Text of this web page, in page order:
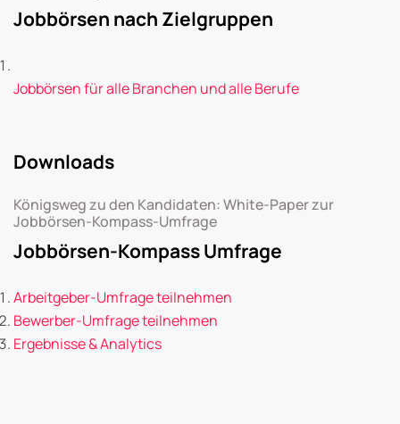
Jobbörsen nach Zielgruppen
Jobbörsen für alle Branchen und alle Berufe
Downloads
Königsweg zu den Kandidaten: White-Paper zur
Jobbörsen-Kompass-Umfrage
Jobbörsen-Kompass Umfrage
Arbeitgeber-Umfrage teilnehmen
Bewerber-Umfrage teilnehmen
Ergebnisse & Analytics